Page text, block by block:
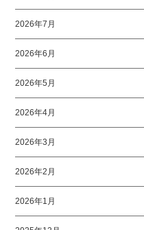
2026年7月
2026年6月
2026年5月
2026年4月
2026年3月
2026年2月
2026年1月